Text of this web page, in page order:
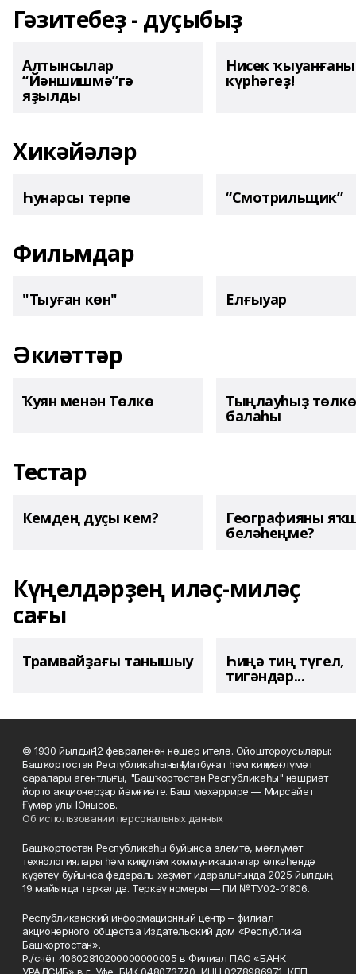
Гәзитебеҙ - дуҫыбыҙ
Алтынсылар
“Йәншишмә”гә
яҙылды
Нисек
күрһәгеҙ!
Хикәйәләр
Һунарсы терпе “Смотрильщик”
Фильмдар
"Тыуған көн" Елғыуар
Әкиәттәр
Ҡуян менән Төлкө Тыңлауһыҙ төлкө
балаһы
Тестар
Кемдең дуҫы кем? Географияны
беләһеңме?
Күңелдәрҙең иләҫ-миләҫ
сағы
Трамвайҙағы танышыу Һиңә тиң түгел,
тигәндәр...
© 1930 йылдың 12 февраленән нәшер ителә. Ойоштороусылары:
Башҡортостан Республикаһының Матбуғат һәм киң мәғлүмәт
саралары агентлығы, "Башҡортостан Республикаһы" нәшриәт
йорто акционерҙар йәмғиәте. Баш мөхәррире — Мирсәйет
Ғүмәр улы Юнысов.
Об использовании персональных данных
Башҡортостан Республикаһы буйынса элемтә, мәғлүмәт
технологиялары һәм киңкүләм коммуникациялар өлкәһендә
күҙәтеү буйынса федераль хеҙмәт идаралығында 2025 йылдың
19 майында теркәлде. Теркәү номеры — ПИ №ТУ02-01806.
Республиканский информационный центр – филиал
акционерного общества Издательский дом «Республика
Башкортостан».
Р./счёт 40602810200000000005 в Филиал ПАО «БАНК